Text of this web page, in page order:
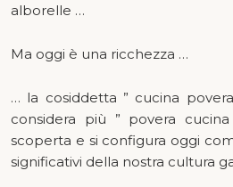
alborelle …
Ma oggi è una ricchezza …
… la cosiddetta ” cucina
considera più ” povera
scoperta e si configura oggi
significativi della nostra cultura